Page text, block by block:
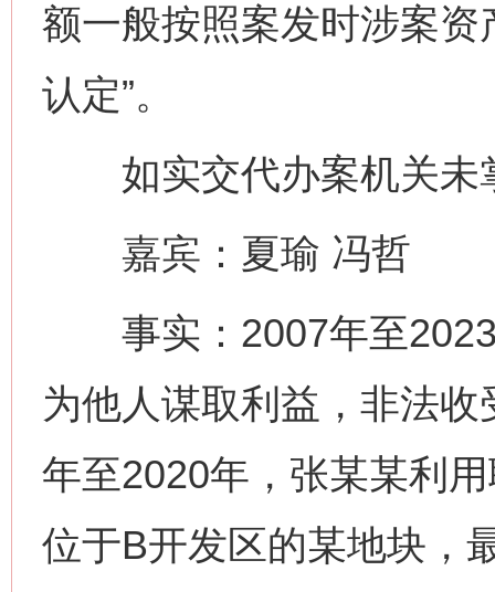
额一般按照案发时涉案
认定”。
如实交代办案机关未
嘉宾：夏瑜 冯哲
事实：2007年至2023
为他人谋取利益，非法
年至2020年，张某某利
位于B开发区的某地块，